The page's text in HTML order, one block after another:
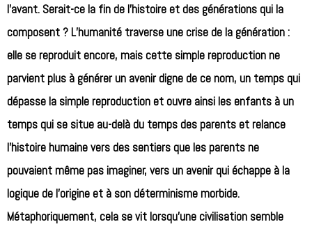
l’avant. Serait-ce la fin de l’histoire et des générations qui la
composent ? L’humanité traverse une crise de la génération :
elle se reproduit encore, mais cette simple reproduction ne
parvient plus à générer un avenir digne de ce nom, un temps qui
dépasse la simple reproduction et ouvre ainsi les enfants à un
temps qui se situe au-delà du temps des parents et relance
l’histoire humaine vers des sentiers que les parents ne
pouvaient même pas imaginer, vers un avenir qui échappe à la
logique de l’origine et à son déterminisme morbide.
Métaphoriquement, cela se vit lorsqu’une civilisation semble